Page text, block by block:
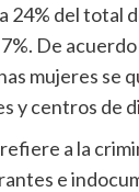
del total
De
mujeres se
y centros de
a la
e